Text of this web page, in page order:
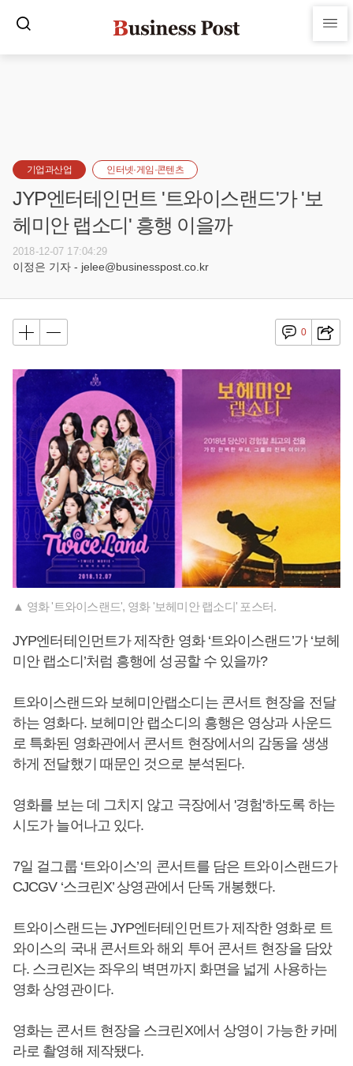
기업과산업 인터넷·게임·콘텐츠
JYP엔터테인먼트 '트와이스랜드'가 '보
헤미안 랩소디' 흥행 이을까
2018-12-07 17:04:29
이정은 기자 - jelee@businesspost.co.kr
0
▲ 영화 '트와이스랜드', 영화 '보헤미안 랩소디' 포스터.
JYP엔터테인먼트가 제작한 영화 ‘트와이스랜드’가 ‘보헤
미안 랩소디’처럼 흥행에 성공할 수 있을까?
트와이스랜드와 보헤미안랩소디는 콘서트 현장을 전달
하는 영화다. 보헤미안 랩소디의 흥행은 영상과 사운드
로 특화된 영화관에서 콘서트 현장에서의 감동을 생생
하게 전달했기 때문인 것으로 분석된다.
영화를 보는 데 그치지 않고 극장에서 '경험'하도록 하는
시도가 늘어나고 있다.
7일 걸그룹 ‘트와이스’의 콘서트를 담은 트와이스랜드가
CJCGV ‘스크린X’ 상영관에서 단독 개봉했다.
트와이스랜드는 JYP엔터테인먼트가 제작한 영화로 트
와이스의 국내 콘서트와 해외 투어 콘서트 현장을 담았
다. 스크린X는 좌우의 벽면까지 화면을 넓게 사용하는
영화 상영관이다.
영화는 콘서트 현장을 스크린X에서 상영이 가능한 카메
라로 촬영해 제작됐다.